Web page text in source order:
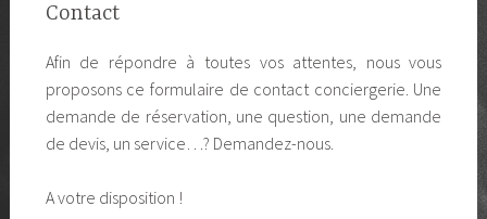
Contact
Afin de répondre à toutes vos attentes, nous vous
proposons ce formulaire de contact conciergerie. Une
demande de réservation, une question, une demande
de devis, un service…? Demandez-nous.
A votre disposition !